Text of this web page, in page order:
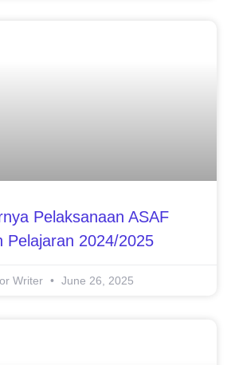
Pelaksanaan ASAF
Pelajaran 2024/2025
Writer June 26, 2025